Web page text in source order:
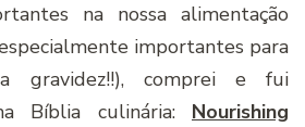
na nossa alimentação
importantes para
gravidez!!), comprei e fui
Bíblia culinária: Nourishing